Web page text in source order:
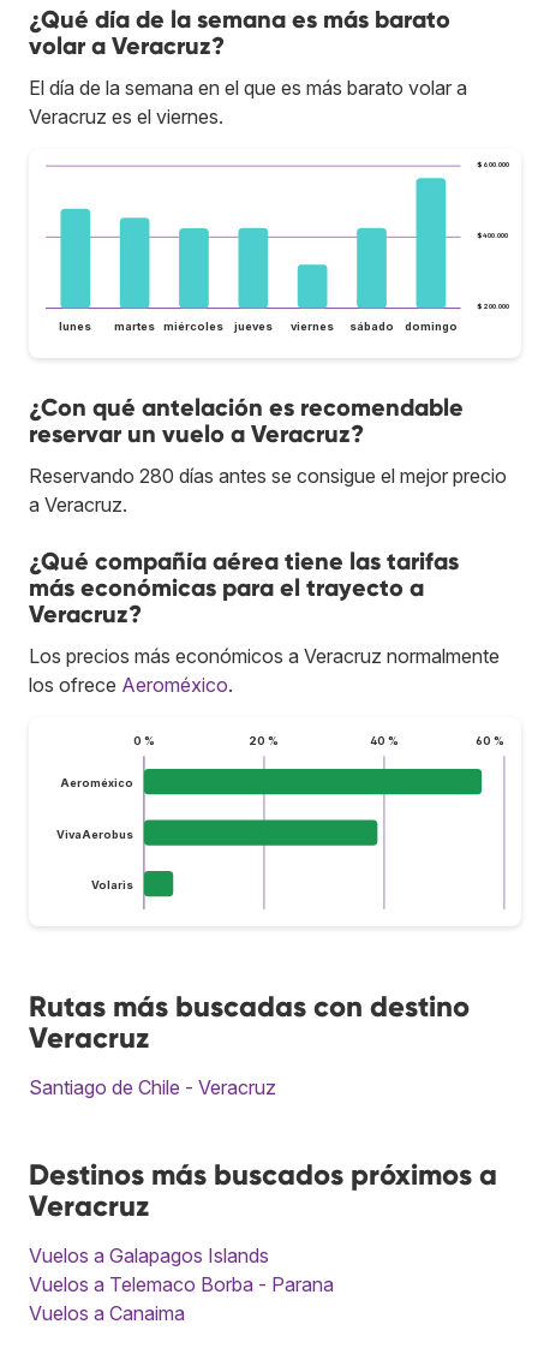
¿Qué día de la semana es más barato
volar a Veracruz?
El día de la semana en el que es más barato volar a
Veracruz es el viernes.
$200.000
$400.000
$600.000
lunes martes miércoles jueves viernes sábado domingo
¿Con qué antelación es recomendable
reservar un vuelo a Veracruz?
Reservando 280 días antes se consigue el mejor precio
a Veracruz.
¿Qué compañía aérea tiene las tarifas
más económicas para el trayecto a
Veracruz?
Los precios más económicos a Veracruz normalmente
los ofrece Aeroméxico.
0 % 20 % 40 % 60 %
Aeroméxico
VivaAerobus
Volaris
Rutas más buscadas con destino
Veracruz
Santiago de Chile - Veracruz
Destinos más buscados próximos a
Veracruz
Vuelos a Galapagos Islands
Vuelos a Telemaco Borba - Parana
Vuelos a Canaima